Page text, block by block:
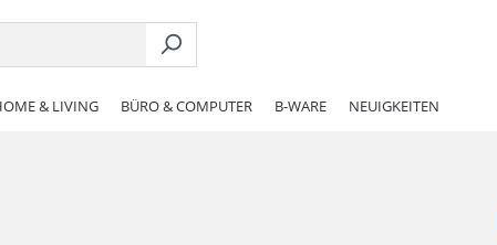
& LIVING BÜRO & COMPUTER B-WARE NEUIGKEITEN